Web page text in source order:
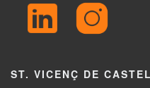
ST. VICENÇ DE